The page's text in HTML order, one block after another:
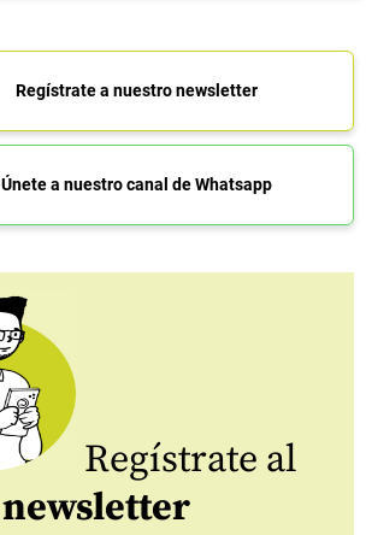
Regístrate a nuestro newsletter
Únete a nuestro canal de Whatsapp
Regístrate al
newsletter